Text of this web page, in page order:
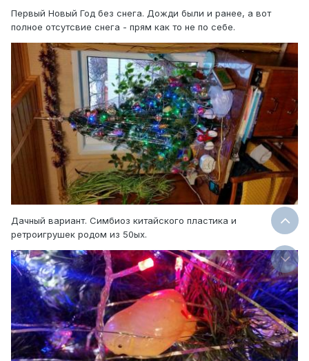
Первый Новый Год без снега. Дожди были и ранее, а вот
полное отсутсвие снега - прям как то не по себе.
Дачный вариант. Симбиоз китайского пластика и
ретроигрушек родом из 50ых.